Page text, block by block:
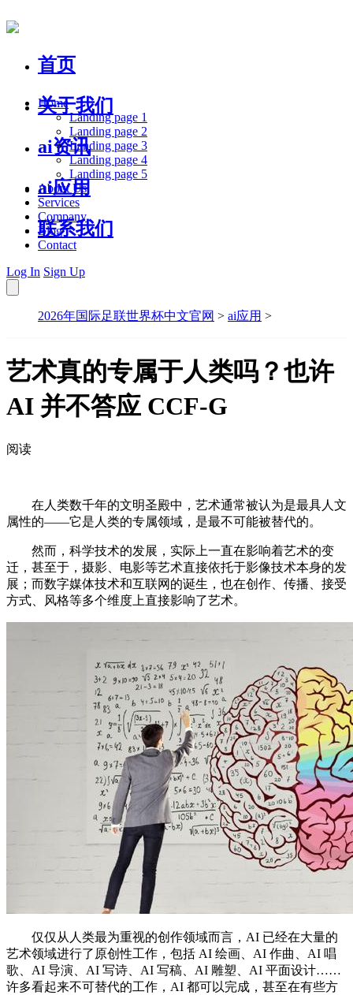
首页
关于我们
ai资讯
ai应用
联系我们
Home
Landing page 1
Landing page 2
Landing page 3
Landing page 4
Landing page 5
About Us
Services
Company
Blog
Contact
Log In Sign Up
2026年国际足联世界杯中文官网 > ai应用 >
艺术真的专属于人类吗？也许
AI 并不答应 CCF-G
阅读
在人类数千年的文明圣殿中，艺术通常被认为是最具人文
属性的——它是人类的专属领域，是最不可能被替代的。
然而，科学技术的发展，实际上一直在影响着艺术的变
迁，甚至于，摄影、电影等艺术直接依托于影像技术本身的发
展；而数字媒体技术和互联网的诞生，也在创作、传播、接受
方式、风格等多个维度上直接影响了艺术。
仅仅从人类最为重视的创作领域而言，AI 已经在大量的
艺术领域进行了原创性工作，包括 AI 绘画、AI 作曲、AI 唱
歌、AI 导演、AI 写诗、AI 写稿、AI 雕塑、AI 平面设计……
许多看起来不可替代的工作，AI 都可以完成，甚至在有些方